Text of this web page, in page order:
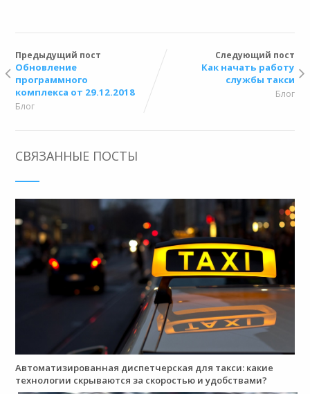
Предыдущий пост
Обновление
программного
комплекса от 29.12.2018
Блог
Следующий пост
Как начать работу
службы такси
Блог
СВЯЗАННЫЕ ПОСТЫ
Автоматизированная диспетчерская для такси: какие
технологии скрываются за скоростью и удобствами?